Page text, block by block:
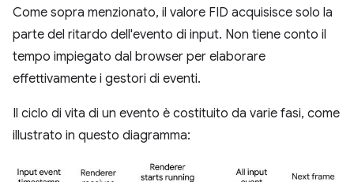
Come sopra menzionato, il valore FID acquisisce solo la
parte del ritardo dell'evento di input. Non tiene conto il
tempo impiegato dal browser per elaborare
effettivamente i gestori di eventi.
Il ciclo di vita di un evento è costituito da varie fasi, come
illustrato in questo diagramma: